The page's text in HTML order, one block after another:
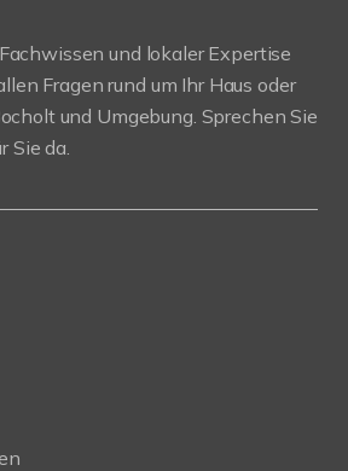
und lokaler Expertise
Fragen rund um Ihr Haus oder
und Umgebung. Sprechen Sie
Sie da.